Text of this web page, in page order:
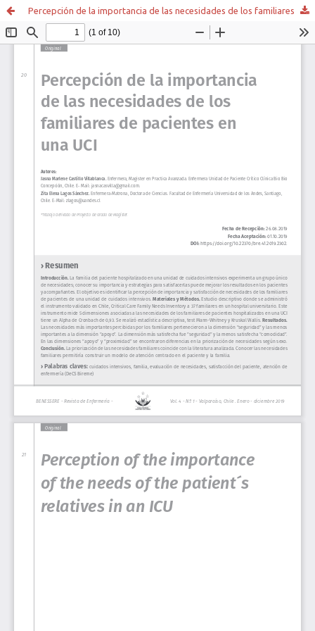
Percepción de la importancia de las necesidades de los familiares de pacientes en una UCI